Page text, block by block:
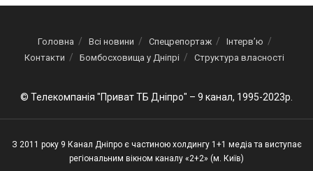
Головна Всі новини Спецрепортаж
Інтерв’ю
Контакти
Бомбосховища у Дніпрі Структура власності
© Телекомпанія "Приват ТБ Дніпро" – 9 канал, 1995-2023р.
З 2011 року 9 Канал Дніпро є частиною холдингу 1+1 медіа та виступає
регіональним вікном каналу «2+2» (м. Київ)